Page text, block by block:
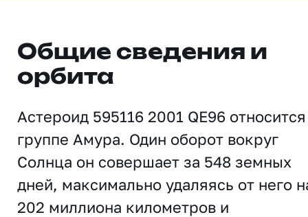
Общие сведения и
орбита
Астероид 595116 2001 QE96
группе Амура. Один оборот вокруг
Солнца он совершает за 548 земных
дней, максимально удаляясь от него
202 миллиона километров и